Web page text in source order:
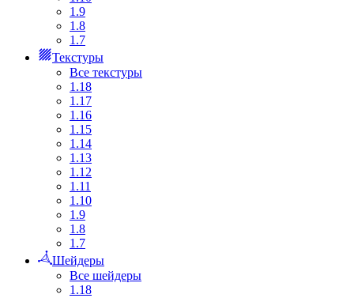
1.9
1.8
1.7
Текстуры
Все текстуры
1.18
1.17
1.16
1.15
1.14
1.13
1.12
1.11
1.10
1.9
1.8
1.7
Шейдеры
Все шейдеры
1.18